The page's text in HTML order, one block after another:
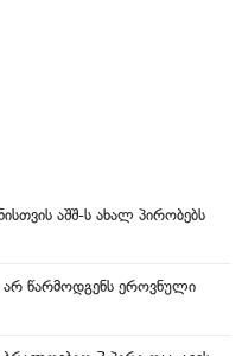
აშშ-ს ახალ პირობებს
არ წარმოდგენს ეროვნული